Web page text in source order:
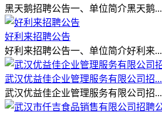
黑天鹅招聘公告一、单位简介黑天鹅...
好利来招聘公告
好利来招聘公告一、单位简介好利来...
武汉优益佳企业管理服务有限公司招...
武汉优益佳企业管理服务有限公司招...